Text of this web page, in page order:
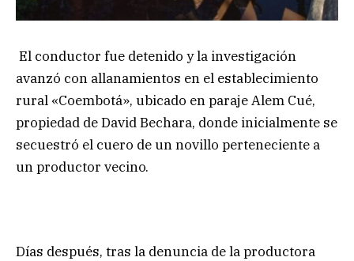
El conductor fue detenido y la investigación
avanzó con allanamientos en el establecimiento
rural «Coembotá», ubicado en paraje Alem Cué,
propiedad de David Bechara, donde inicialmente se
secuestró el cuero de un novillo perteneciente a
un productor vecino.
Días después, tras la denuncia de la productora